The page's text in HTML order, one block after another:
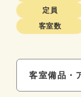
定員
客室数
客室備品・